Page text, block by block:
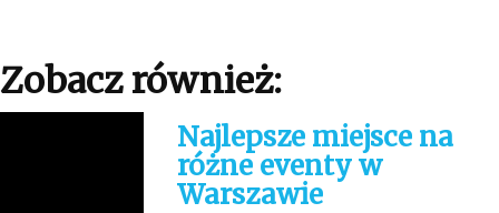
Zobacz również:
Najlepsze miejsce na
różne eventy w
Warszawie